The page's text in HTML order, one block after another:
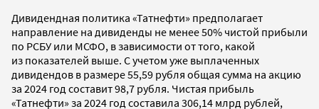
Дивидендная политика «Татнефти» предполагает
направление на дивиденды не менее 50% чистой прибыли
по РСБУ или МСФО, в зависимости от того, какой
из показателей выше. С учетом уже выплаченных
дивидендов в размере 55,59 рубля общая сумма на акцию
за 2024 год составит 98,7 рубля. Чистая прибыль
«Татнефти» за 2024 год составила 306,14 млрд рублей,